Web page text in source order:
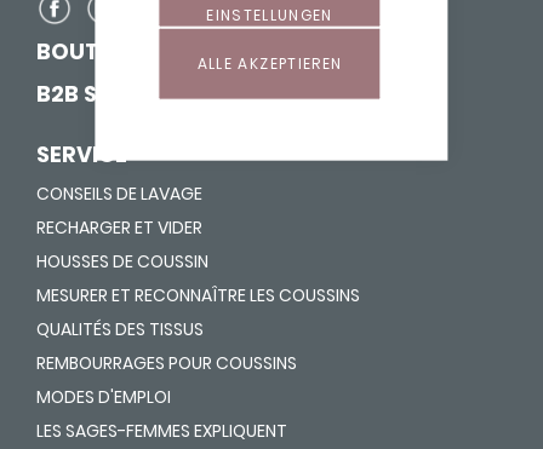
ALLE AKZEPTIEREN
EINSTELLUNGEN
BOUTIQUE POUR SAGES-FEMMES
B2B SHOP
SERVICE
CONSEILS DE LAVAGE
RECHARGER ET VIDER
HOUSSES DE COUSSIN
MESURER ET RECONNAÎTRE LES COUSSINS
QUALITÉS DES TISSUS
REMBOURRAGES POUR COUSSINS
MODES D'EMPLOI
LES SAGES-FEMMES EXPLIQUENT